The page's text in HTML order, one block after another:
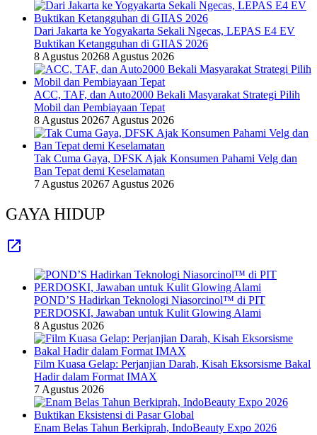
Dari Jakarta ke Yogyakarta Sekali Ngecas, LEPAS E4 EV
Buktikan Ketangguhan di GIIAS 2026
8 Agustus 20268 Agustus 2026
ACC, TAF, dan Auto2000 Bekali Masyarakat Strategi Pilih
Mobil dan Pembiayaan Tepat
8 Agustus 20267 Agustus 2026
Tak Cuma Gaya, DFSK Ajak Konsumen Pahami Velg dan
Ban Tepat demi Keselamatan
7 Agustus 20267 Agustus 2026
GAYA HIDUP
POND’S Hadirkan Teknologi Niasorcinol™ di PIT
PERDOSKI, Jawaban untuk Kulit Glowing Alami
8 Agustus 2026
Film Kuasa Gelap: Perjanjian Darah, Kisah Eksorsisme Bakal
Hadir dalam Format IMAX
7 Agustus 2026
Enam Belas Tahun Berkiprah, IndoBeauty Expo 2026